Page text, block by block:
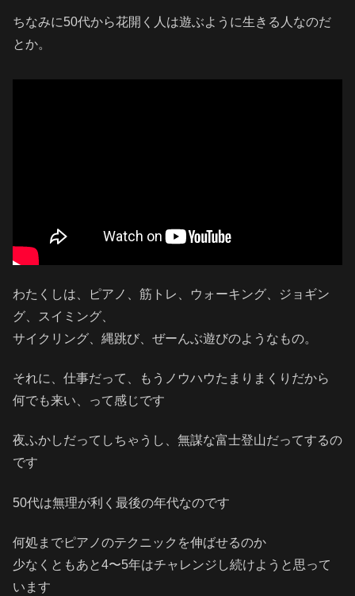
ちなみに50代から花開く人は遊ぶように生きる人なのだ
とか。
わたくしは、ピアノ、筋トレ、ウォーキング、ジョギン
グ、スイミング、
サイクリング、縄跳び、ぜーんぶ遊びのようなもの。
それに、仕事だって、もうノウハウたまりまくりだから
何でも来い、って感じです
夜ふかしだってしちゃうし、無謀な富士登山だってするの
です
50代は無理が利く最後の年代なのです
何処までピアノのテクニックを伸ばせるのか
少なくともあと4〜5年はチャレンジし続けようと思って
います